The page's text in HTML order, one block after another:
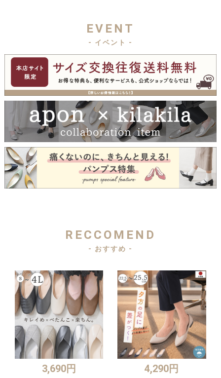
EVENT
- イベント -
RECCOMEND
- おすすめ -
3,690円 4,290円